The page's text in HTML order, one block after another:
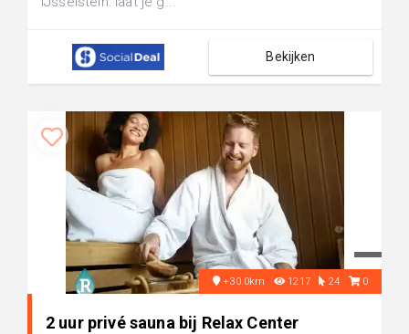
Bekijken
+30.0km 1217 24 0
2 uur privé sauna bij Relax Center